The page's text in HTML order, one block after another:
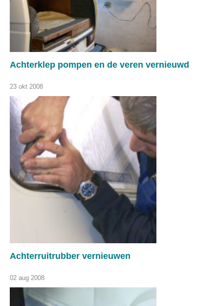
Achterklep pompen en de veren vernieuwd
23 okt 2008
Achterruitrubber vernieuwen
02 aug 2008